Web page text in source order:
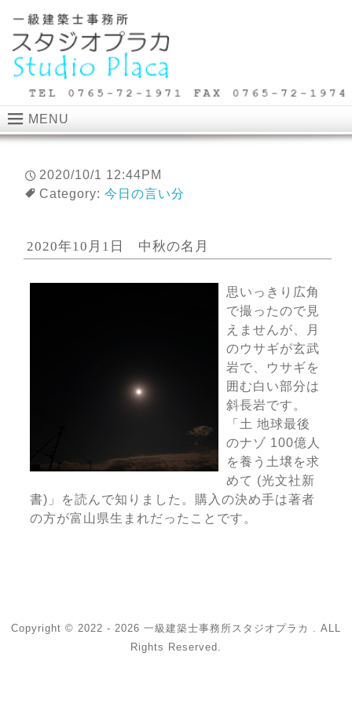
MENU
2020/10/1 12:44PM
Category: 今日の言い分
2020年10月1日 中秋の名月
思いっきり広角
で撮ったので見
えませんが、月
のウサギが玄武
岩で、ウサギを
囲む白い部分は
斜長岩です。
「土 地球最後
のナゾ 100億人
を養う土壌を求
めて (光文社新
書)」を読んで知りました。購入の決め手は著者
の方が富山県生まれだったことです。
Copyright © 2022 - 2026 一級建築士事務所スタジオプラカ . ALL
Rights Reserved.